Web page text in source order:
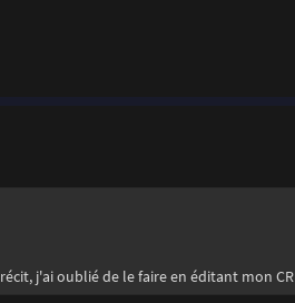
j'ai oublié de le faire en éditant mon CR